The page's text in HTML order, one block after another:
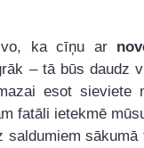
ka cīņu ar
– tā būs daudz
esot sieviete
fatāli ietekmē
saldumiem sākumā